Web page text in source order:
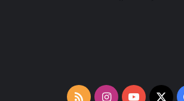
فيسبوك
‫X
‫YouTubeانستقرامملخص